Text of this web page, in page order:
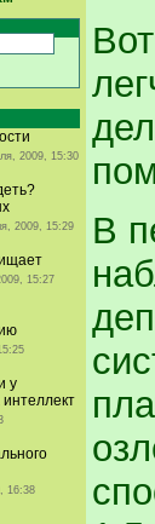
2009, 15:30
2009, 15:29
15:27
у
16:38
В